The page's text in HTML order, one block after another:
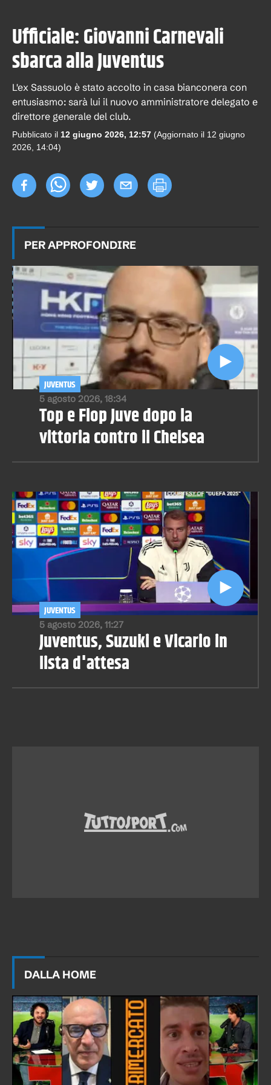
Ufficiale: Giovanni Carnevali
sbarca alla Juventus
L'ex Sassuolo è stato accolto in casa bianconera con
entusiasmo: sarà lui il nuovo amministratore delegato e
direttore generale del club.
Pubblicato il 12 giugno 2026, 12:57 (Aggiornato il 12 giugno
2026, 14:04)
PER APPROFONDIRE
5 agosto 2026, 18:34
JUVENTUS
Top e Flop Juve dopo la
vittoria contro il Chelsea
5 agosto 2026, 11:27
JUVENTUS
Juventus, Suzuki e Vicario in
lista d'attesa
DALLA HOME